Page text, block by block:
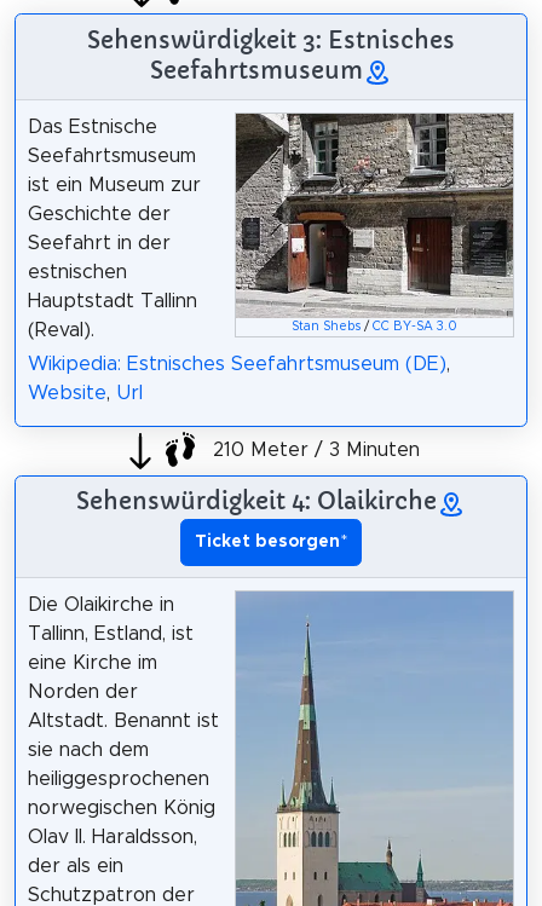
Sehenswürdigkeit 3: Estnisches
Seefahrtsmuseum
Stan Shebs /CC BY-SA 3.0
Das Estnische
Seefahrtsmuseum
ist ein Museum zur
Geschichte der
Seefahrt in der
estnischen
Hauptstadt Tallinn
(Reval).
Wikipedia: Estnisches Seefahrtsmuseum (DE),
Website, Url
210 Meter / 3 Minuten
Sehenswürdigkeit 4: Olaikirche
Ticket besorgen*
Die Olaikirche in
Tallinn, Estland, ist
eine Kirche im
Norden der
Altstadt. Benannt ist
sie nach dem
heiliggesprochenen
norwegischen König
Olav II. Haraldsson,
der als ein
Schutzpatron der